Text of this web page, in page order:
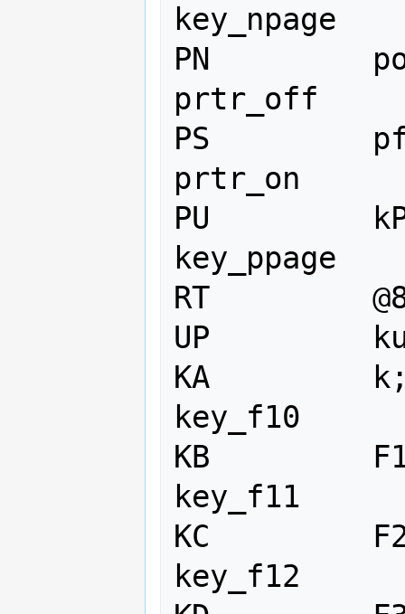
key_npage
PN
prtr_off
PS
prtr_on
PU
key_ppage
RT
UP
KA
key_f10
KB
key_f11
KC
key_f12